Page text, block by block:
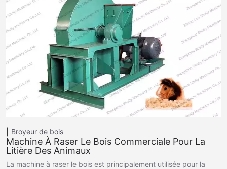
Broyeur de bois
Machine À Raser Le Bois Commerciale Pour La
Litière Des Animaux
La machine à raser le bois est principalement utilisée pour la